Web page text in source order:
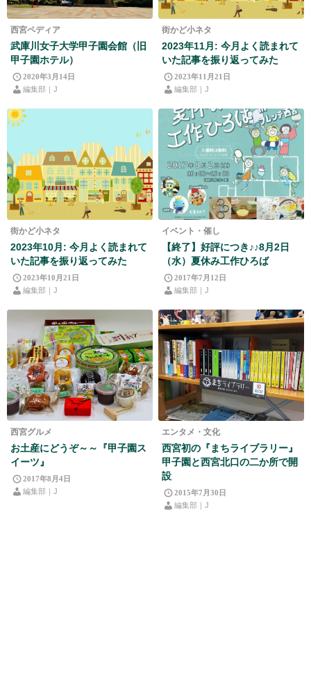
西宮ペディア
武庫川女子大学甲子園会館（旧
甲子園ホテル）
2020年3月14日
編集部｜J
街かど小ネタ
2023年11月: 今月よく読まれて
いた記事を振り返ってみた
2023年11月21日
編集部｜J
街かど小ネタ
2023年10月: 今月よく読まれて
いた記事を振り返ってみた
2023年10月21日
編集部｜J
イベント・催し
【終了】好評につき♪♪8月2日
（水）夏休み工作ひろば
2017年7月12日
編集部｜J
西宮グルメ
お土産にどうぞ～～『甲子園ス
イーツ』
2017年8月4日
編集部｜J
エンタメ・文化
西宮初の『まちライブラリー』
甲子園と西宮北口の二か所で開
設
2015年7月30日
編集部｜J